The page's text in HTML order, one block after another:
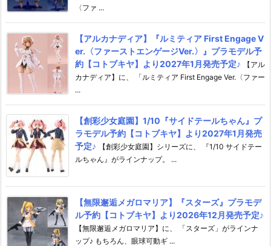
〈ファ ...
【アルカナディア】『ルミティア First Engage V
er.〈ファーストエンゲージVer.〉』プラモデル予
約【コトブキヤ】より2027年1月発売予定♪
【アル
カナディア】に、 「ルミティア First Engage Ver.〈ファー
...
【創彩少女庭園】1/10『サイドテールちゃん』プ
ラモデル予約【コトブキヤ】より2027年1月発売
予定♪
【創彩少女庭園】シリーズに、 『1/10 サイドテー
ルちゃん』がラインナップ。 ...
【無限邂逅メガロマリア】『スターズ』プラモデ
ル予約【コトブキヤ】より2026年12月発売予定♪
【無限邂逅メガロマリア】に、 「スターズ」がラインナ
ップ♪ もちろん、眼球可動ギ ...